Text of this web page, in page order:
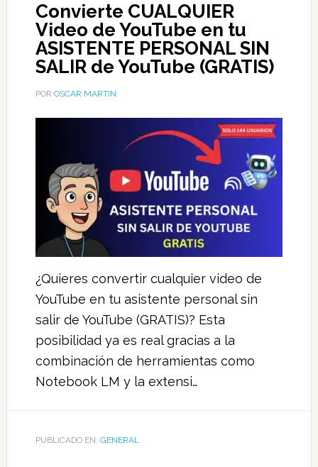
Convierte CUALQUIER
Video de YouTube en tu
ASISTENTE PERSONAL SIN
SALIR de YouTube (GRATIS)
POR OSCAR MARTIN
¿Quieres convertir cualquier video de
YouTube en tu asistente personal sin
salir de YouTube (GRATIS)? Esta
posibilidad ya es real gracias a la
combinación de herramientas como
Notebook LM y la extensi…
PUBLICADO EN: GENERAL